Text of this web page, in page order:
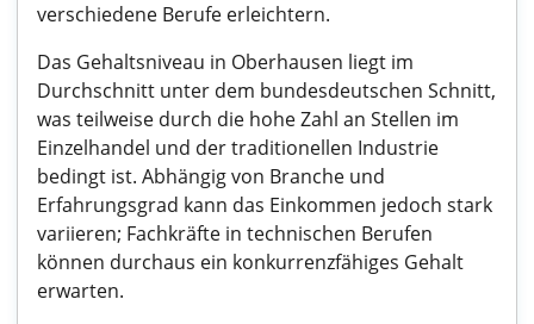
verschiedene Berufe erleichtern.
Das Gehaltsniveau in Oberhausen liegt im
Durchschnitt unter dem bundesdeutschen Schnitt,
was teilweise durch die hohe Zahl an Stellen im
Einzelhandel und der traditionellen Industrie
bedingt ist. Abhängig von Branche und
Erfahrungsgrad kann das Einkommen jedoch stark
variieren; Fachkräfte in technischen Berufen
können durchaus ein konkurrenzfähiges Gehalt
erwarten.